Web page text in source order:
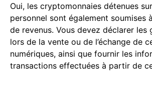
Oui, les cryptomonnaies détenues
personnel sont également soumises
de revenus. Vous devez déclarer les
lors de la vente ou de l’échange de
numériques, ainsi que fournir les
transactions effectuées à partir de